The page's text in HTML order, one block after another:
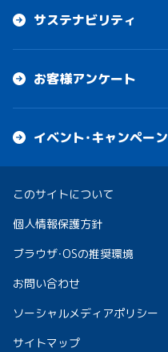
サステナビリティ
お客様アンケート
イベント・キャンペーン
このサイトについて
個人情報保護方針
ブラウザ・OSの推奨環境
お問い合わせ
ソーシャルメディアポリシー
サイトマップ